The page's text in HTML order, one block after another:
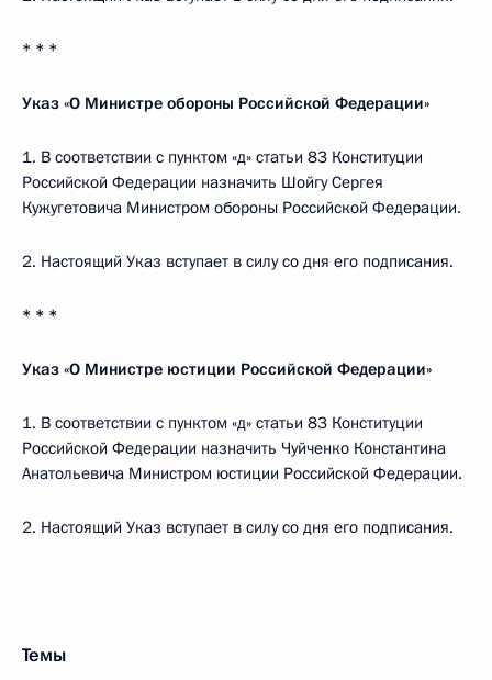
* * *
Указ «О Министре обороны Российской Федерации»
1. В соответствии с пунктом «д» статьи 83 Конституции
Российской Федерации назначить Шойгу Сергея
Кужугетовича Министром обороны Российской Федерации.
2. Настоящий Указ вступает в силу со дня его подписания.
* * *
Указ «О Министре юстиции Российской Федерации»
1. В соответствии с пунктом «д» статьи 83 Конституции
Российской Федерации назначить Чуйченко Константина
Анатольевича Министром юстиции Российской Федерации.
2. Настоящий Указ вступает в силу со дня его подписания.
Темы